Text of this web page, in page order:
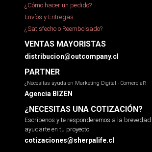
¿Cómo hacer un pedido?
Envíos y Entregas
¿Satisfecho o Reembolsado?
VENTAS MAYORISTAS
distribucion@outcompany.cl
PARTNER
¿Necesitas ayuda en Marketing Digital - Comercial?
Agencia BIZEN
¿NECESITAS UNA COTIZACIÓN?
Escríbenos y te responderemos a la
ayudarte en tu proyecto.
cotizaciones@sherpalife.cl